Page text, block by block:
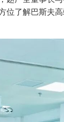
了解巴斯夫高